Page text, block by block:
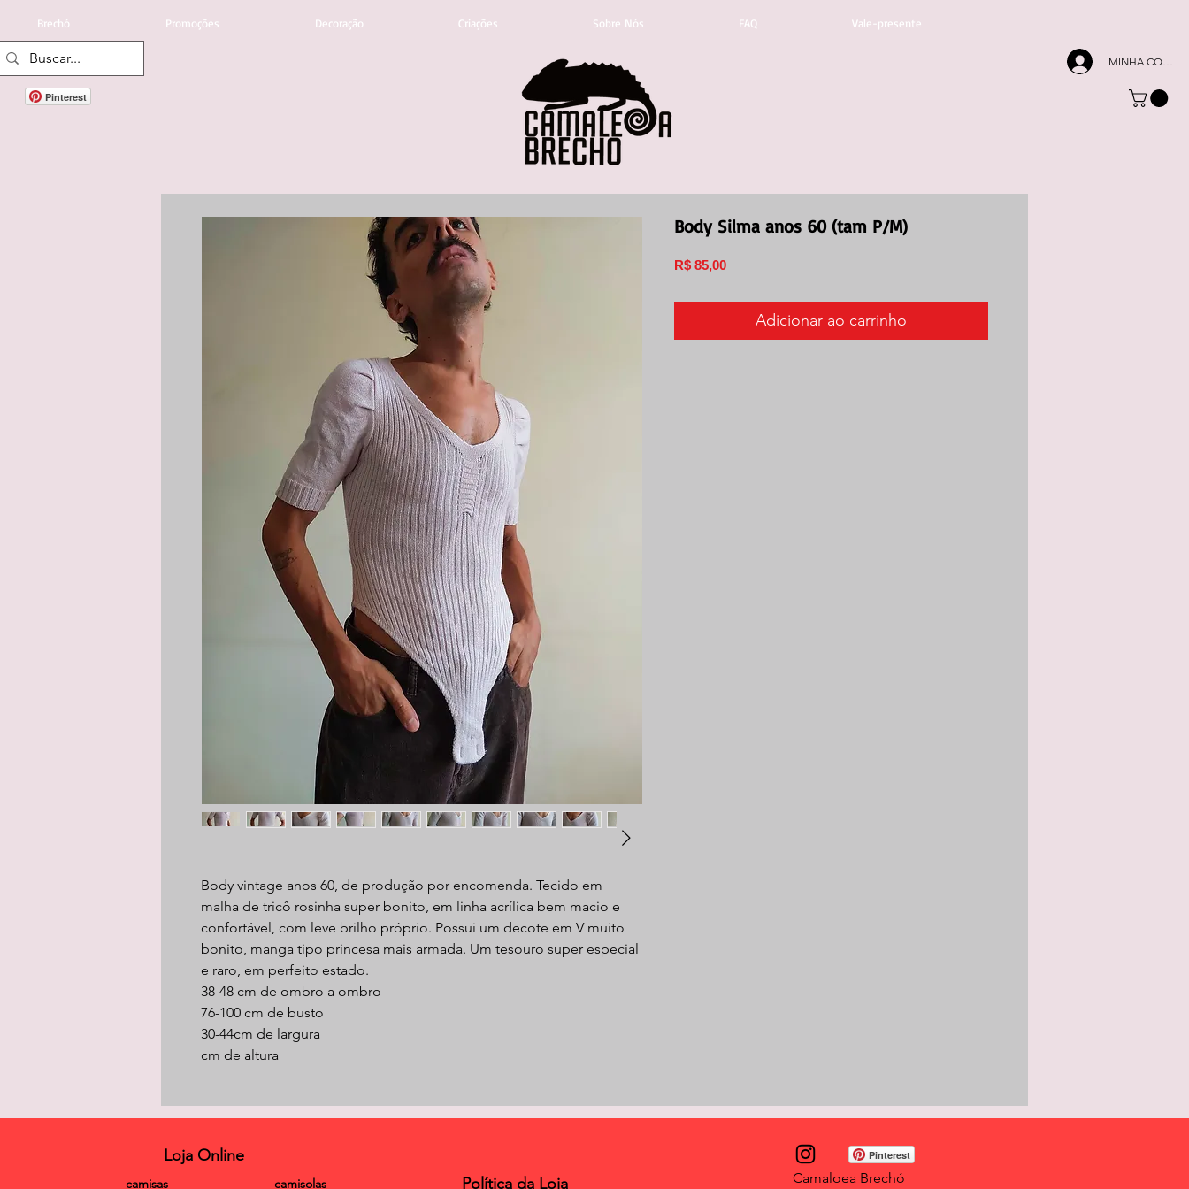
Brechó Promoções Decoração Criações Sobre Nós FAQ Vale-presente
MINHA CONTA
Pinterest
Body vintage anos 60, de produção por encomenda. Tecido em
malha de tricô rosinha super bonito, em linha acrílica bem macio e
confortável, com leve brilho próprio. Possui um decote em V muito
bonito, manga tipo princesa mais armada. Um tesouro super especial
e raro, em perfeito estado.
38-48 cm de ombro a ombro
76-100 cm de busto
30-44cm de largura
cm de altura
Body Silma anos 60 (tam P/M)
R$ 85,00Preço
Adicionar ao carrinho
Loja Online
camisolas
camisas Política da Loja Camaloea Brechó
Pinterest